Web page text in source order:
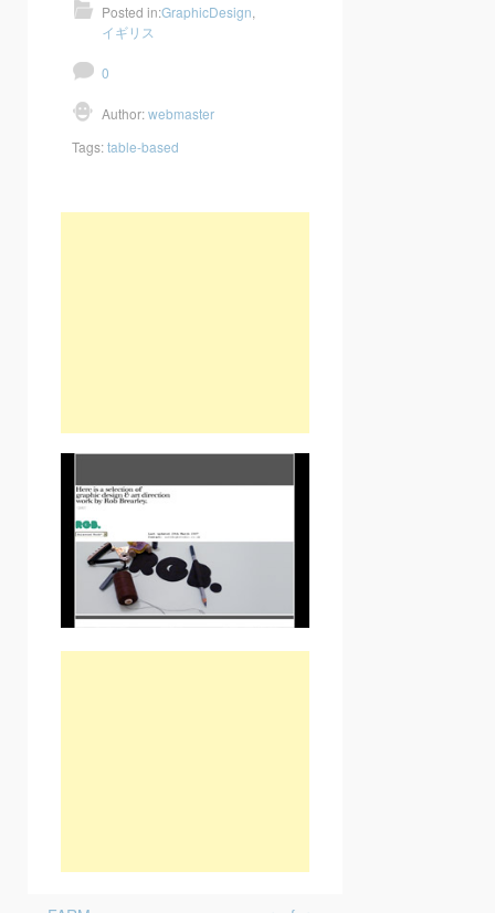
Posted in:GraphicDesign
イギリス
0
Author:webmaster
Tags:table-based